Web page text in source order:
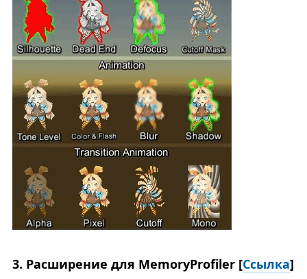
3. Расширение для MemoryProfiler [Ссылка]